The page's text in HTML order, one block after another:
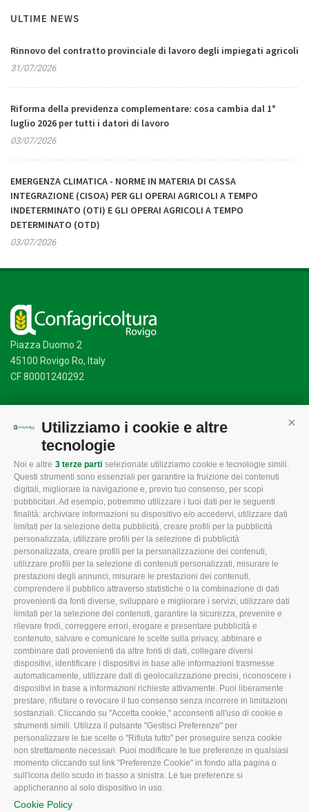
Utilizziamo i cookie e altre
tecnologie
Noi e altre 3 terze parti selezionate utilizziamo cookie e tecnologie simili.
Questi strumenti sono essenziali per garantire la fruizione dei contenuti
digitali, migliorare la navigazione e, previo tuo consenso, per scopi
pubblicitari. Ad esempio, potremmo utilizzare i tuoi dati per le seguenti
finalità: archiviare informazioni su dispositivo e/o accedervi, utilizzare dati
limitati per la selezione della pubblicità, creare profili per la pubblicità
personalizzata, utilizzare profili per la selezione di pubblicità
personalizzata, creare profili per la personalizzazione dei contenuti,
utilizzare profili per la selezione di contenuti personalizzati, misurare le
prestazioni degli annunci, misurare le prestazioni dei contenuti,
comprendere il pubblico attraverso statistiche o la combinazione di dati
provenienti da fonti diverse, sviluppare e migliorare i servizi, utilizzare dati
limitati per la selezione dei contenuti, garantire la sicurezza, prevenire e
rilevare frodi, correggere errori, erogare e presentare pubblicità e
contenuto, salvare e comunicare le scelte sulla privacy, abbinare e
combinare dati provenienti da altre fonti di dati, collegare diversi
dispositivi, identificare i dispositivi in base alle informazioni trasmesse
automaticamente, utilizzare dati di geolocalizzazione precisi, riconoscere i
dispositivi in base a informazioni richieste attivamente. Puoi liberamente
prestare, rifiutare o revocare il tuo consenso senza incorrere in limitazioni
sostanziali. Cliccando su "Accetta cookie," acconsenti all'uso di cookie e
strumenti simili. Utilizza il pulsante "Gestisci Preferenze" per
personalizzare le tue scelte o "Rifiuta tutto" per proseguire senza cookie
non strettamente necessari. Puoi modificare le tue preferenze in qualsiasi
momento cliccando sul link "Preferenze Cookie" in fondo alla pagina o
sull'icona dello scudo in basso a sinistra. Le tue preferenze si
applicheranno al solo dispositivo in uso.
Cookie Policy
ULTIME NEWS
Rinnovo del contratto provinciale di lavoro degli impiegati agricoli
31/07/2026
Riforma della previdenza complementare: cosa cambia dal 1°
luglio 2026 per tutti i datori di lavoro
03/07/2026
EMERGENZA CLIMATICA - NORME IN MATERIA DI CASSA
INTEGRAZIONE (CISOA) PER GLI OPERAI AGRICOLI A TEMPO
INDETERMINATO (OTI) E GLI OPERAI AGRICOLI A TEMPO
DETERMINATO (OTD)
03/07/2026
Piazza Duomo 2
45100 Rovigo Ro, Italy
CF 80001240292
Mappa del sito/Privacy Policy/Cookie Policy
CONFAGRICOLTURA
ROVIGO
L'Associazione
Missione e Progetto
Organigramma aziendale
I Nostri Servizi
Uffici della Sede provinciale
Le Sedi di Zona
Agricoltori S.r.l.
Whistleblowing
Confagricoltura Rovigo e
Agricoltori srl
CONFAGRICOLTURA
INFORMA
Tecnico
Fiscale
Lavoro
Ambiente
Associazione
CONFAGRICOLTURA ATTIVA
Notizie in evidenza
Eventi
Comunicati Stampa
Video
Iscrizione Newsletter
Newsletter